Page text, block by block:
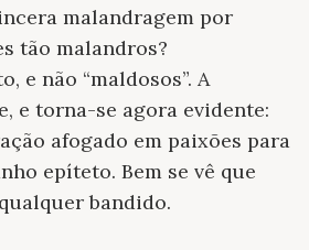
malandragem por
tão malandros?
e não “maldosos”. A
e torna-se agora evidente:
afogado em paixões para
epíteto. Bem se vê que
bandido.